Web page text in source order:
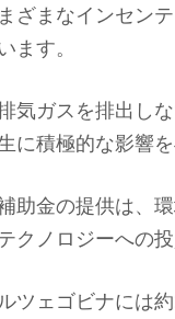
ざまなインセン
ます。
気ガスを排出し
に積極的な影響
助金の提供は、
クノロジーへの
ツェゴビナには